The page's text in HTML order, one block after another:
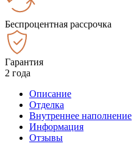
Беспроцентная рассрочка
Гарантия
2 года
Описание
Отделка
Внутреннее наполнение
Информация
Отзывы